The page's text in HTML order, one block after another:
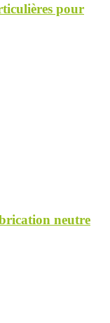
pour
neutre